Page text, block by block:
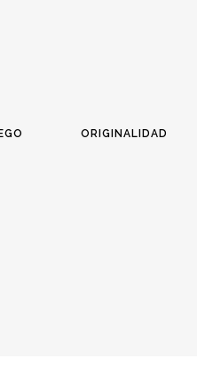
ORIGINALIDAD